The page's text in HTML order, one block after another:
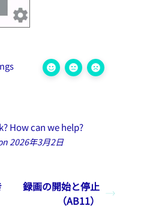
How can we help?
2026年3月2日
録画の開始と停止
（AB11）